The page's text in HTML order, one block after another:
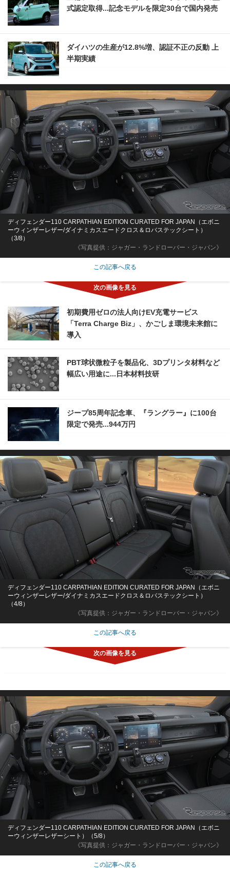
式認定取得...記念モデルを限定30台で国内発売
ダイハツの生産が12.8%増、認証不正の反動 上
半期実績
《写真提供：ジャガー・ランドローバー・ジャパン》
ディフェンダー110 CARPATHIAN EDITION CURATED FOR JAPAN（エボニ
ーウィンザーレザー/ダイナミカスエードクロス＆ロバステックシート）
（3/8）
この記事へ戻る
初期費用ゼロの法人向けEV充電サービス
「Terra Charge Biz」、かごしま環境未来館に
導入
PBT球状微粒子を製品化、3Dプリンタ材料など
幅広い用途に...日本材料技研
ジープ85周年記念車、『ラングラー』に100台
限定で発売...944万円
《写真提供：ジャガー・ランドローバー・ジャパン》
ディフェンダー110 CARPATHIAN EDITION CURATED FOR JAPAN（エボニ
ーウィンザーレザー/ダイナミカスエードクロス＆ロバステックシート）
（4/8）
この記事へ戻る
《写真提供：ジャガー・ランドローバー・ジャパン》
ディフェンダー110 CARPATHIAN EDITION CURATED FOR JAPAN（エボニ
ーウィンザーレザーシート）（5/8）
この記事へ戻る